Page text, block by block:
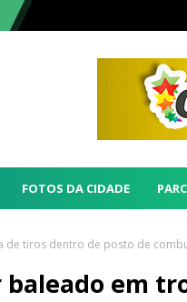
FOTOS DA CIDADE
tiros dentro de posto de
em